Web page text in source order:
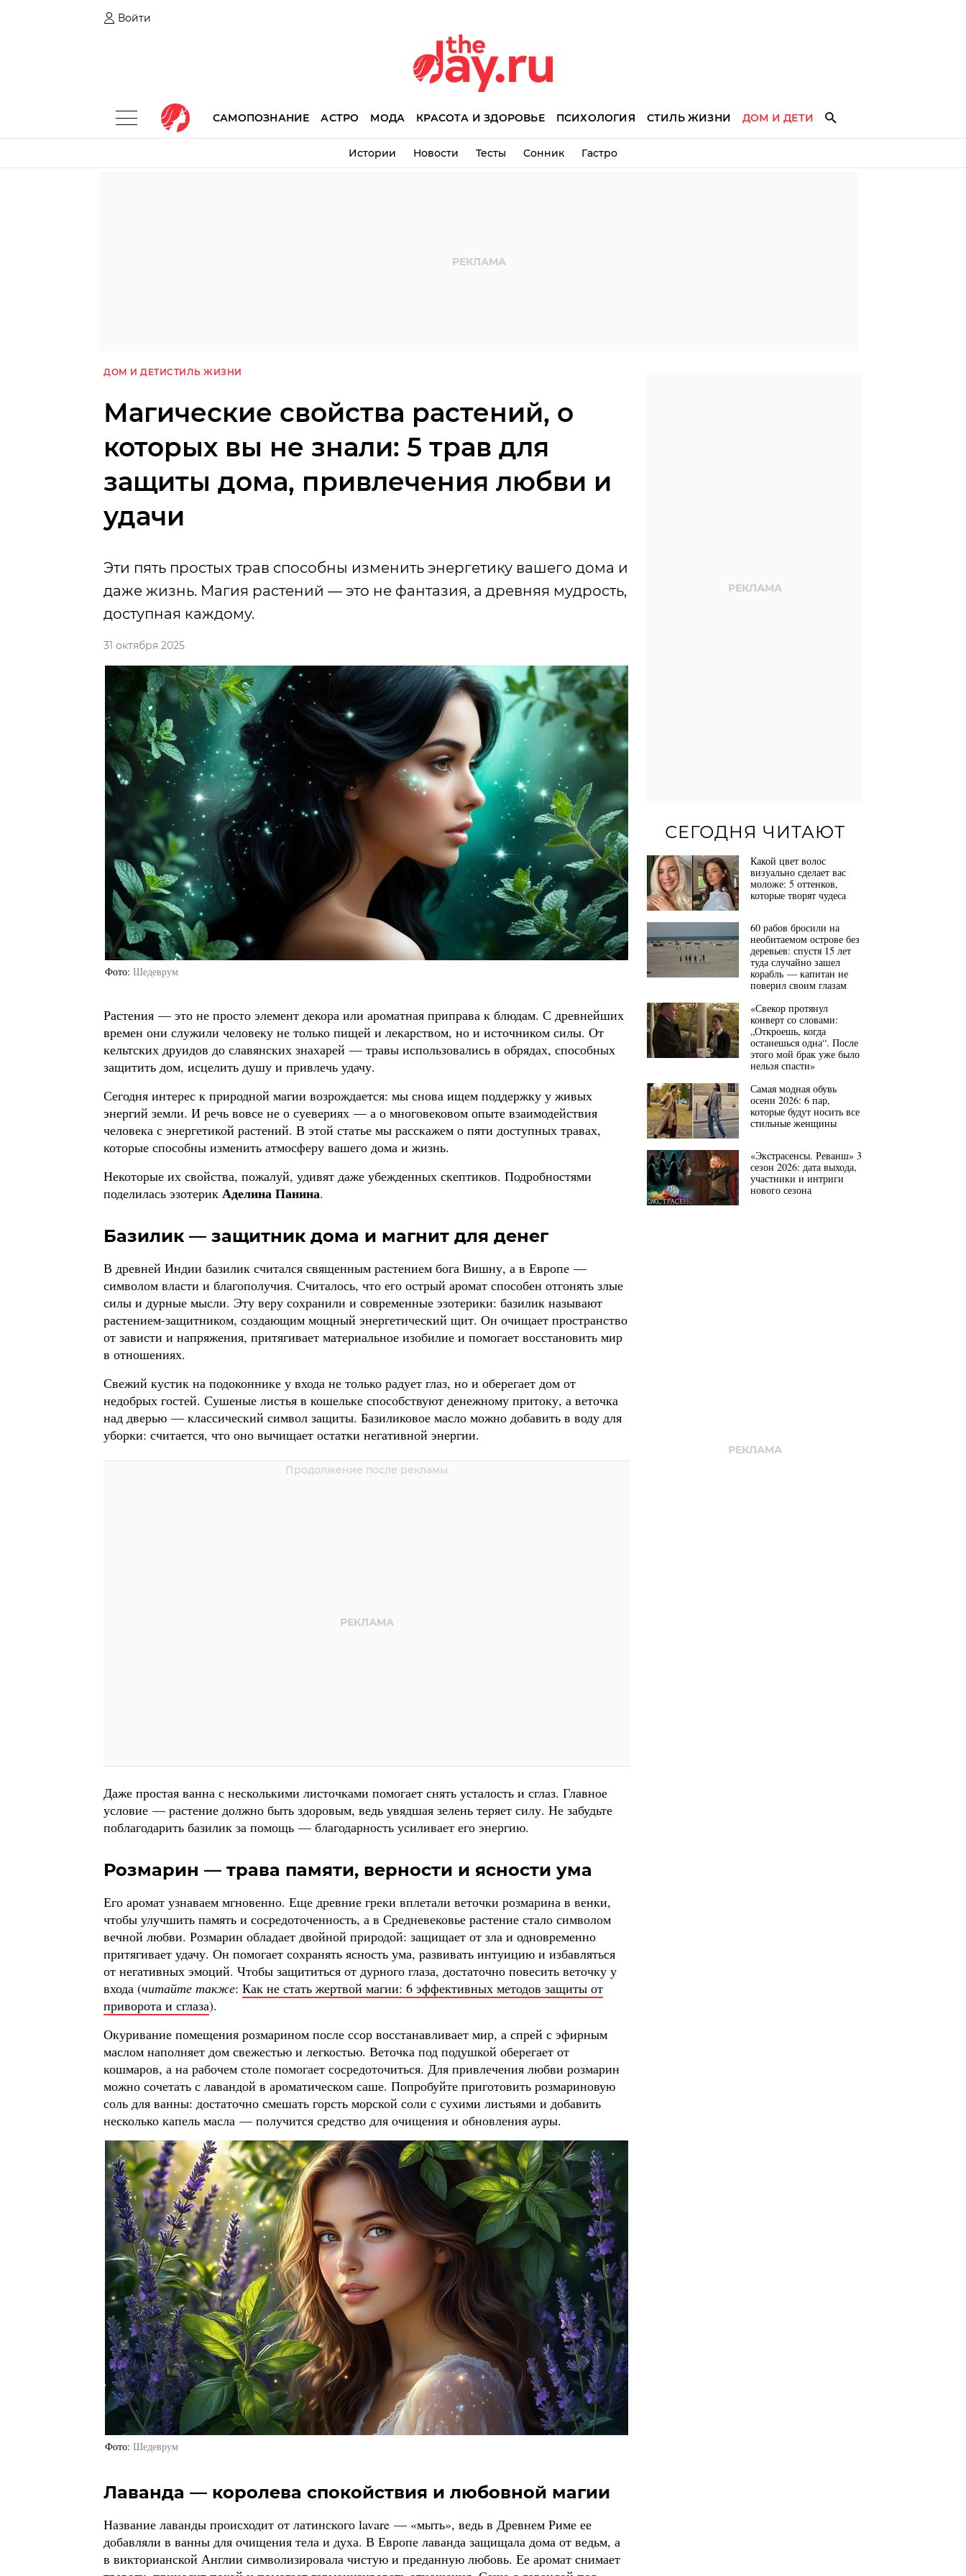
Войти
САМОПОЗНАНИЕ АСТРО МОДА КРАСОТА И ЗДОРОВЬЕ ПСИХОЛОГИЯ СТИЛЬ ЖИЗНИ ДОМ И ДЕТИ
Истории Новости Тесты Сонник Гастро
ДОМ И ДЕТИСТИЛЬ ЖИЗНИ
Магические свойства растений, о
которых вы не знали: 5 трав для
защиты дома, привлечения любви и
удачи
Эти пять простых трав способны изменить энергетику вашего дома и
даже жизнь. Магия растений — это не фантазия, а древняя мудрость,
доступная каждому.
31 октября 2025
Фото Шедеврум
Растения — это не просто элемент декора или ароматная приправа к блюдам. С древнейших
времен они служили человеку не только пищей и лекарством, но и источником силы. От
кельтских друидов до славянских знахарей — травы использовались в обрядах, способных
защитить дом, исцелить душу и привлечь удачу.
Сегодня интерес к природной магии возрождается: мы снова ищем поддержку у живых
энергий земли. И речь вовсе не о суевериях — а о многовековом опыте взаимодействия
человека с энергетикой растений. В этой статье мы расскажем о пяти доступных травах,
которые способны изменить атмосферу вашего дома и жизнь.
Некоторые их свойства, пожалуй, удивят даже убежденных скептиков. Подробностями
поделилась эзотерик Аделина Панина.
Базилик — защитник дома и магнит для денег
В древней Индии базилик считался священным растением бога Вишну, а в Европе —
символом власти и благополучия. Считалось, что его острый аромат способен отгонять злые
силы и дурные мысли. Эту веру сохранили и современные эзотерики: базилик называют
растением-защитником, создающим мощный энергетический щит. Он очищает пространство
от зависти и напряжения, притягивает материальное изобилие и помогает восстановить мир
в отношениях.
Свежий кустик на подоконнике у входа не только радует глаз, но и оберегает дом от
недобрых гостей. Сушеные листья в кошельке способствуют денежному притоку, а веточка
над дверью — классический символ защиты. Базиликовое масло можно добавить в воду для
уборки: считается, что оно вычищает остатки негативной энергии.
Даже простая ванна с несколькими листочками помогает снять усталость и сглаз. Главное
условие — растение должно быть здоровым, ведь увядшая зелень теряет силу. Не забудьте
поблагодарить базилик за помощь — благодарность усиливает его энергию.
Розмарин — трава памяти, верности и ясности ума
Его аромат узнаваем мгновенно. Еще древние греки вплетали веточки розмарина в венки,
чтобы улучшить память и сосредоточенность, а в Средневековье растение стало символом
вечной любви. Розмарин обладает двойной природой: защищает от зла и одновременно
притягивает удачу. Он помогает сохранять ясность ума, развивать интуицию и избавляться
от негативных эмоций. Чтобы защититься от дурного глаза, достаточно повесить веточку у
входа (читайте также: Как не стать жертвой магии: 6 эффективных методов защиты от
приворота и сглаза).
Окуривание помещения розмарином после ссор восстанавливает мир, а спрей с эфирным
маслом наполняет дом свежестью и легкостью. Веточка под подушкой оберегает от
кошмаров, а на рабочем столе помогает сосредоточиться. Для привлечения любви розмарин
можно сочетать с лавандой в ароматическом саше. Попробуйте приготовить розмариновую
соль для ванны: достаточно смешать горсть морской соли с сухими листьями и добавить
несколько капель масла — получится средство для очищения и обновления ауры.
Фото Шедеврум
Лаванда — королева спокойствия и любовной магии
Название лаванды происходит от латинского lavare — «мыть», ведь в Древнем Риме ее
добавляли в ванны для очищения тела и духа. В Европе лаванда защищала дома от ведьм, а
в викторианской Англии символизировала чистую и преданную любовь. Ее аромат снимает
СЕГОДНЯ ЧИТАЮТ
Какой цвет волос
визуально сделает вас
моложе: 5 оттенков,
которые творят чудеса
60 рабов бросили на
необитаемом острове без
деревьев: спустя 15 лет
туда случайно зашел
корабль — капитан не
поверил своим глазам
«Свекор протянул
конверт со словами:
„Откроешь, когда
останешься одна“. После
этого мой брак уже было
нельзя спасти»
Самая модная обувь
осени 2026: 6 пар,
которые будут носить все
стильные женщины
«Экстрасенсы. Реванш» 3
сезон 2026: дата выхода,
участники и интриги
нового сезона